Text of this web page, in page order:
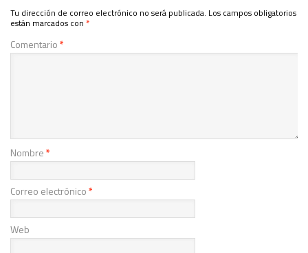
Tu dirección de correo electrónico no será publicada. Los campos obligatorios
están marcados con *
Comentario*
Nombre*
Correo electrónico*
Web